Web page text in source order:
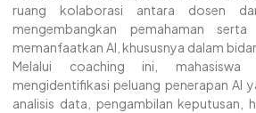
ruang kolaborasi antara dosen
mengembangkan pemahaman
memanfaatkan AI, khususnya dalam
Melalui coaching ini, mahasiswa
mengidentifikasi peluang penerapan AI
analisis data, pengambilan keputusan,